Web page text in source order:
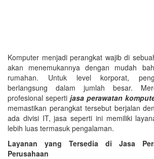
Komputer menjadi perangkat wajib di
akan menemukannya dengan mudah
rumahan. Untuk level korporat,
berlangsung dalam jumlah besar.
profesional seperti jasa perawatan
memastikan perangkat tersebut berjalan
ada divisi IT, jasa seperti ini memiliki
lebih luas termasuk pengalaman.
Layanan yang Tersedia di Jasa
Perusahaan